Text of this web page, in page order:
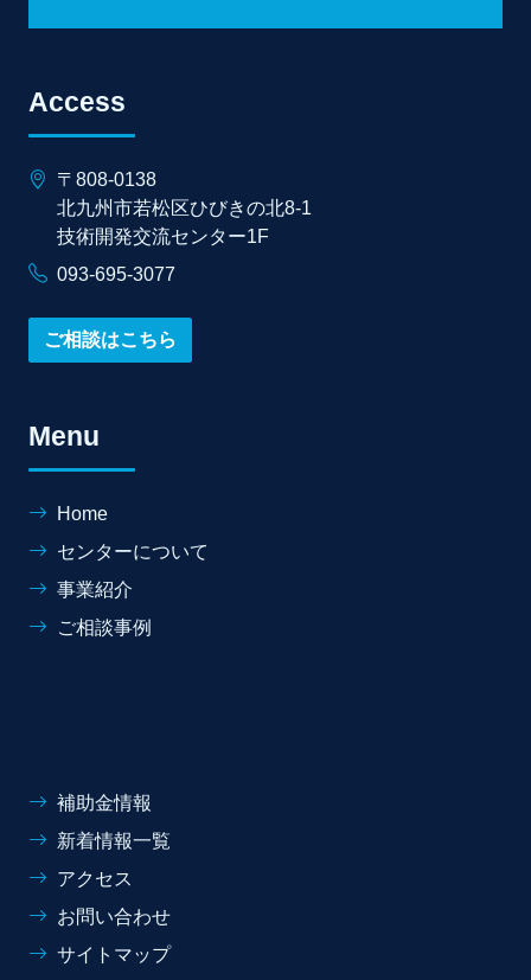
Access
〒808-0138
北九州市若松区ひびきの北8-1
技術開発交流センター1F
093-695-3077
ご相談はこちら
Menu
Home
センターについて
事業紹介
ご相談事例
補助金情報
新着情報一覧
アクセス
お問い合わせ
サイトマップ